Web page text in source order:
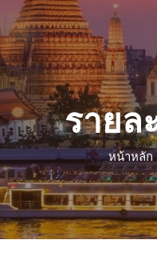
รายล
หน้าหลัก